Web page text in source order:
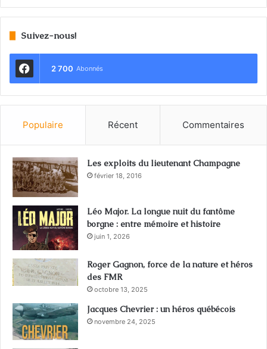
Suivez-nous!
2 700 Abonnés
Populaire Récent Commentaires
Les exploits du lieutenant Champagne
février 18, 2016
Léo Major. La longue nuit du fantôme
borgne : entre mémoire et histoire
juin 1, 2026
Roger Gagnon, force de la nature et héros
des FMR
octobre 13, 2025
Jacques Chevrier : un héros québécois
novembre 24, 2025